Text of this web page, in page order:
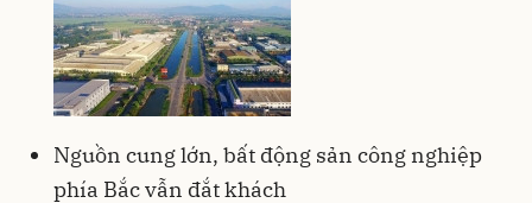
Nguồn cung lớn, bất động sản công nghiệp
phía Bắc vẫn đắt khách